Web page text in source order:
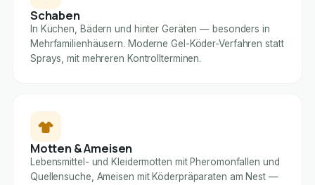
Schaben
In Küchen, Bädern und hinter Geräten — besonders in
Mehrfamilienhäusern. Moderne Gel-Köder-Verfahren statt
Sprays, mit mehreren Kontrollterminen.
Motten & Ameisen
Lebensmittel- und Kleidermotten mit Pheromonfallen und
Quellensuche, Ameisen mit Köderpräparaten am Nest —